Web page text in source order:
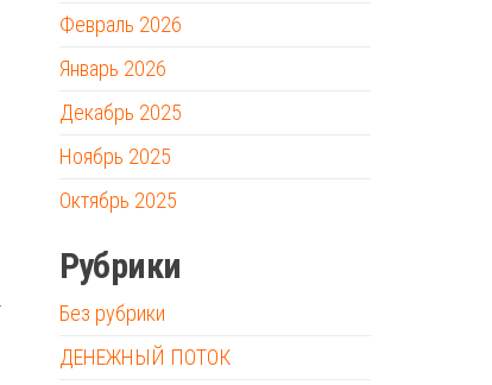
Февраль 2026
Январь 2026
Декабрь 2025
Ноябрь 2025
Октябрь 2025
Рубрики
Без рубрики
ДЕНЕЖНЫЙ ПОТОК